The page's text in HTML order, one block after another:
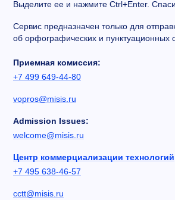
Выделите ее и нажмите Ctrl+Enter.
Сервис предназначен только для
об орфографических и пунктуационных
Приемная комиссия:
+7 499 649-44-80
vopros@misis.ru
Admission Issues:
welcome@misis.ru
Центр коммерциализации технологий
+7 495 638-46-57
cctt@misis.ru